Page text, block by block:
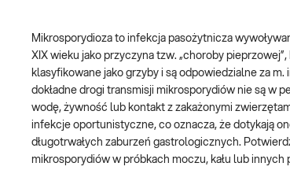
Mikrosporydioza to infekcja pasożytnicza
XIX wieku jako przyczyna tzw. „choroby
klasyfikowane jako grzyby i są odpowiedzialne za
dokładne drogi transmisji mikrosporydiów nie są w
wodę, żywność lub kontakt z zakażonymi
infekcje oportunistyczne, co oznacza, że dotykają
długotrwałych zaburzeń gastrologicznych.
mikrosporydiów w próbkach moczu, kału lub innych